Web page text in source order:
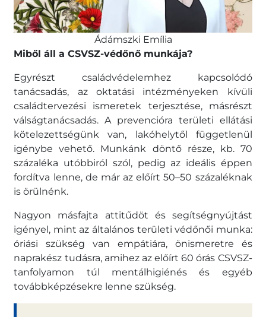
Ádámszki Emília
Miből áll a CSVSZ-védőnő munkája?
Egyrészt családvédelemhez kapcsolódó
tanácsadás, az oktatási intézményeken kívüli
családtervezési ismeretek terjesztése, másrészt
válságtanácsadás. A prevencióra területi ellátási
kötelezettségünk van, lakóhelytől függetlenül
igénybe vehető. Munkánk döntő része, kb. 70
százaléka utóbbiról szól, pedig az ideális éppen
fordítva lenne, de már az előírt 50–50 százaléknak
is örülnénk.
Nagyon másfajta attitűdöt és segítségnyújtást
igényel, mint az általános területi védőnői munka:
óriási szükség van empátiára, önismeretre és
naprakész tudásra, amihez az előírt 60 órás CSVSZ-
tanfolyamon túl mentálhigiénés és egyéb
továbbképzésekre lenne szükség.